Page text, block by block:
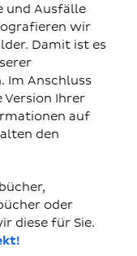
und Ausfälle
wir
Damit ist es
Im Anschluss
Version Ihrer
auf
den
oder
diese für Sie.